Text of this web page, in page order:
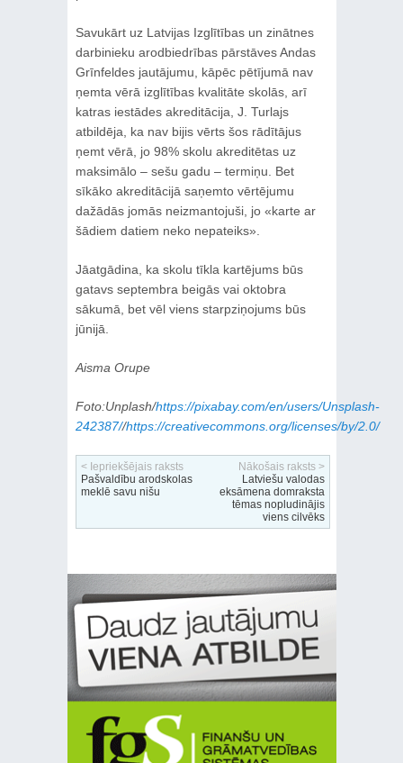
Savukārt uz Latvijas Izglītības un zinātnes
darbinieku arodbiedrības pārstāves Andas
Grīnfeldes jautājumu, kāpēc pētījumā nav
ņemta vērā izglītības kvalitāte skolās, arī
katras iestādes akreditācija, J. Turlajs
atbildēja, ka nav bijis vērts šos rādītājus
ņemt vērā, jo 98% skolu akreditētas uz
maksimālo – sešu gadu – termiņu. Bet
sīkāko akreditācijā saņemto vērtējumu
dažādās jomās neizmantojuši, jo «karte ar
šādiem datiem neko nepateiks».
Jāatgādina, ka skolu tīkla kartējums būs
gatavs septembra beigās vai oktobra
sākumā, bet vēl viens starpziņojums būs
jūnijā.
Aisma Orupe
Foto:Unplash/https://pixabay.com/en/users/Unsplash-
242387//https://creativecommons.org/licenses/by/2.0/
< Iepriekšējais raksts
Pašvaldību arodskolas
meklē savu nišu
Nākošais raksts >
Latviešu valodas
eksāmena domraksta
tēmas nopludinājis
viens cilvēks